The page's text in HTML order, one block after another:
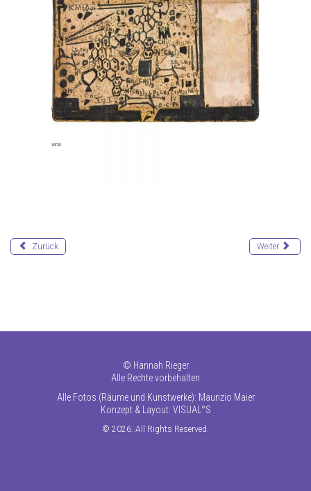
Zurück Weiter
© Hannah Rieger
Alle Rechte vorbehalten
Alle Fotos (Räume und Kunstwerke): Maurizio Maier
Konzept & Layout: VISUAL°S
© 2026. All Rights Reserved.